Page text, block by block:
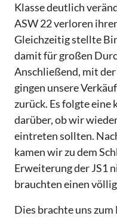
Klasse deutlich
ASW 22 verloren
Gleichzeitig stellte
damit für großen
Anschließend, mit
gingen unsere
zurück. Es folgte
darüber, ob wir
eintreten sollten.
kamen wir zu dem
Erweiterung der JS1
brauchten einen
Dies brachte uns